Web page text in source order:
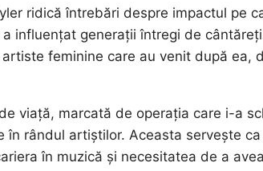
ridică întrebări despre impactul pe
influențat generații întregi de
feminine care au venit după ea,
viață, marcată de operația care i-a
în rândul artiștilor. Aceasta servește
în muzică și necesitatea de a